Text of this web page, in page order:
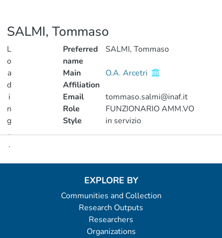
SALMI, Tommaso
L
o
a
d
i
n
g
..
.
Loading...
Preferred
name
SALMI, Tommaso
Main
Affiliation
O.A. Arcetri
Email
tommaso.salmi@inaf.it
Role
FUNZIONARIO AMM.VO
Style
in servizio
EXPLORE BY
Communities and Collection
Research Outputs
Researchers
Organizations